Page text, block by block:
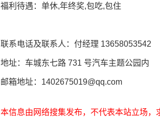
福利待遇：单休,年终奖,包吃,包住
联系电话及联系人：付经理 13658053542
地址：车城东七路 731 号汽车主题公园内
邮箱地址：1402675019@qq.com
本信息由网络搜集发布，不代表本站立场，